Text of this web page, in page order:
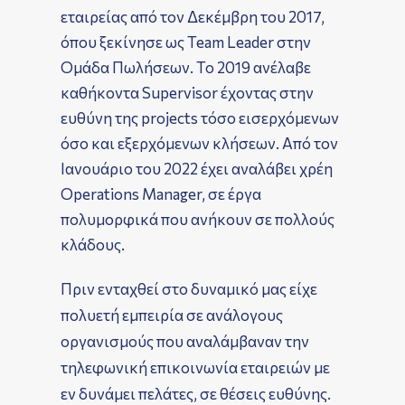
εταιρείας από τον Δεκέμβρη του 2017,
όπου ξεκίνησε ως Team Leader στην
Ομάδα Πωλήσεων. Το 2019 ανέλαβε
καθήκοντα Supervisor έχοντας στην
ευθύνη της projects τόσο εισερχόμενων
όσο και εξερχόμενων κλήσεων. Από τον
Ιανουάριο του 2022 έχει αναλάβει χρέη
Operations Manager, σε έργα
πολυμορφικά που ανήκουν σε πολλούς
κλάδους.
Πριν ενταχθεί στο δυναμικό μας είχε
πολυετή εμπειρία σε ανάλογους
οργανισμούς που αναλάμβαναν την
τηλεφωνική επικοινωνία εταιρειών με
εν δυνάμει πελάτες, σε θέσεις ευθύνης.